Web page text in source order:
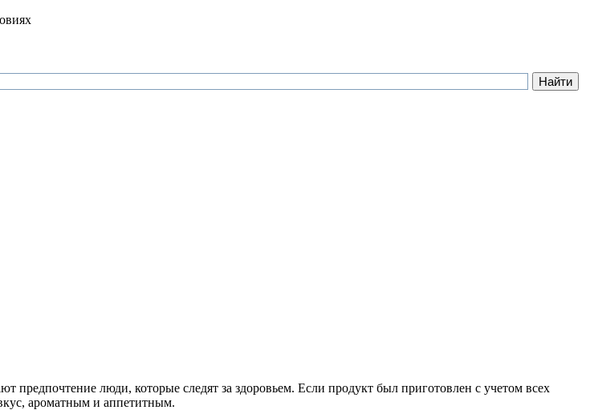
люди, которые следят за здоровьем. Если продукт был приготовлен с учетом всех
ароматным и аппетитным.